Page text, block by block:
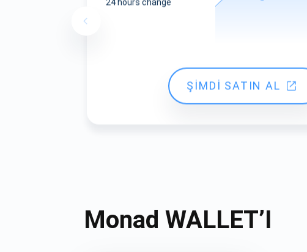
24 hours change
ŞİMDİ SATIN AL
Monad WALLET’I